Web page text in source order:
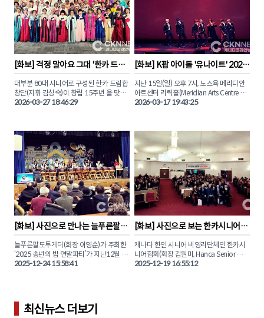
뜨겁게 달궜던 그 현장을 사진으로 만나보
자.
의 요시다 치나미와 완벽한 호흡을 선보였
다.
재캐나다컬링연맹(KCCF)이 주관한 ‘코리
안 나이트’ 응원전은 토론토 한인 커뮤니티
의 단합력을 유감없이 보여주었고. 태극기
응원 속에 김민지, 설예은 선수는 최선을 다
해 경기에 임했다.
세계 정상급 선수들 사이에서도 빛난 한국
컬링의 저력, 그 영광의 순간을 CKN뉴스가
밴쿠버에서 날아온 열정적인 도전자들까
지, 전 세대가 어우러진 시상식 현장은 승패
를 넘어선 축하와 격려의 박수로 가득 찼습
니다.
제주 전국체전 출전 자격을 획득한 강민재,
이재수 선수를 비롯해 각 부문에서 값진 결
실을 맺은 수상자들의 환한 미소와 영광의
순간을 화보로 전해드립니다.
[화보] 걱정 말아요 그대 '한카 드림
합창단 15주년 기념 연주회'
대부분 80대 시니어로 구성된 한카 드림합
창단(지휘 김성숙)이 창립 15주년 을 맞아
지난 3월 24일(화) 오후 5시, 토론토 다운스
250여 명이 넘는 관객들은 한인 시니어들
의 만들어낸 깊고 따뜻한 음악을 감상하며
감동의 봄을 맞이했다.
CKN뉴스는 이날 현장을 찾아 한카 드림합
창단 단원들의 아름다운 하모니를 화보로
담았다.
2026-03-27 18:46:29
[화보] K팝 아이돌 '유나이트' 2026
캐나다 투어 '토론토 콘서트' 성료
지난 15일(일) 오후 7시, 노스욕 메리디안
아트센터 리릭홀(Meridian Arts Centre –
Lyric Theatre)에서 열린 유나이트의 캐나
토론토 팬들을 찾은 유나이트 멤버 은호, 스
티브, 형석, 우노, 데이, 경문, 시온 은 ‘1 of 9’,
‘Rock Steady’ 등 인기곡을 열창하며 화려
한 퍼포먼스를 선보였다.
토론토 공연을 마친 유나이트는 17일(화)
몬트리올, 19일(목) 밴쿠버 공연으로 캐나
다 투어의 남은 일정을 이어갈 예정이며 오
는 8월에 열리는 '2026토론한인대축제
(TKF)'에도 참여하여 현지 팬들에게 K-팝
무대를 선보일 예정이다.
CKN뉴스와 함께 토론토 콘서트 현장의 뜨
거운 열기를 사진으로 만나보자.
2026-03-17 19:43:25
[화보] 사진으로 만나는 늘푸른팔도
투게더 '2025 송년의 밤'
늘푸른팔도투게더(회장 이영순)가 주최한
‘2025 송년의 밤 연말파티’가 지난12월 20
일(토) 오후 5시, 노스욕 드루리 애비뉴에
York) 대강당에서 성대하게 마무리됐다.
2025-12-24 15:58:41
[화보] 사진으로 보는 한카시니어협
회 ‘2025 송년대축제’
캐나다 한인 시니어 비영리단체인 한카시
니어협회(회장 김원미, Hanca Senior
Association)가 주최한 '2025 송년대축
2025-12-19 16:55:12
최신뉴스 더보기